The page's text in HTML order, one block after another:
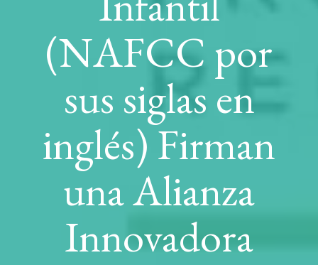
(NAFCC por
sus siglas en
inglés) Firman
una Alianza
Innovadora